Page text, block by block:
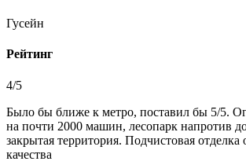
Гусейн
Рейтинг
4/5
Было бы ближе к метро, поставил бы 5/5.
на почти 2000 машин, лесопарк напротив
закрытая территория. Подчистовая отделка
качества